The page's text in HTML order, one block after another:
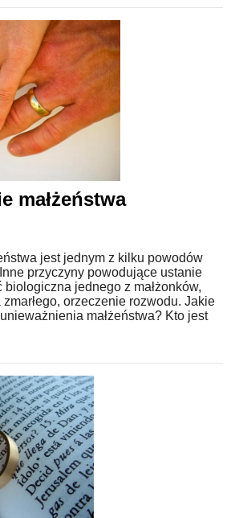
małżeństwa
jest jednym z kilku powodów
przyczyny powodujące ustanie
biologiczna jednego z małżonków,
zmarłego, orzeczenie rozwodu. Jakie
małżeństwa? Kto jest